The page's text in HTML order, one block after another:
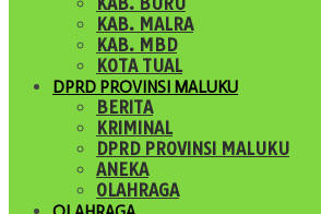
KAB. MALRA
KAB. MBD
KOTA TUAL
DPRD PROVINSI MALUKU
BERITA
KRIMINAL
DPRD PROVINSI MALUKU
ANEKA
OLAHRAGA